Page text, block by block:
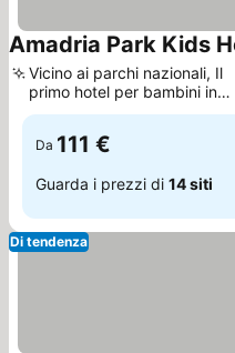
Amadria Park Kids
Vicino ai parchi nazionali, Il
primo hotel per bambini in
Croazia
Da 111 €
Guarda i prezzi di 14 siti
Di tendenza